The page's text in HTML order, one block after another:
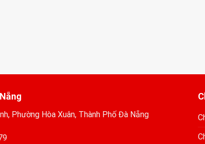
Phường Hòa Xuân, Thành Phố Đà Nẵng